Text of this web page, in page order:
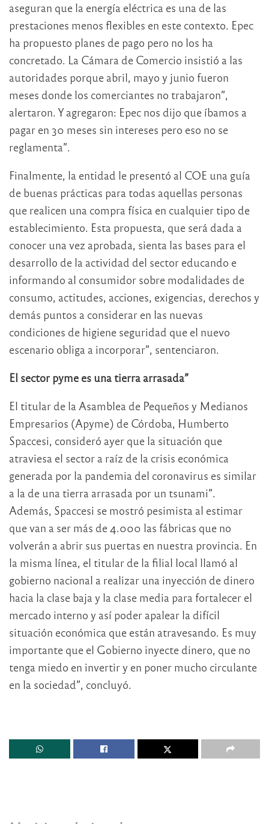
aseguran que la energía eléctrica es una de las
prestaciones menos flexibles en este contexto. Epec
ha propuesto planes de pago pero no los ha
concretado. La Cámara de Comercio insistió a las
autoridades porque abril, mayo y junio fueron
meses donde los comerciantes no trabajaron”,
alertaron. Y agregaron: Epec nos dijo que íbamos a
pagar en 30 meses sin intereses pero eso no se
reglamenta”.
Finalmente, la entidad le presentó al COE una guía
de buenas prácticas para todas aquellas personas
que realicen una compra física en cualquier tipo de
establecimiento. Esta propuesta, que será dada a
conocer una vez aprobada, sienta las bases para el
desarrollo de la actividad del sector educando e
informando al consumidor sobre modalidades de
consumo, actitudes, acciones, exigencias, derechos y
demás puntos a considerar en las nuevas
condiciones de higiene seguridad que el nuevo
escenario obliga a incorporar”, sentenciaron.
El sector pyme es una tierra arrasada”
El titular de la Asamblea de Pequeños y Medianos
Empresarios (Apyme) de Córdoba, Humberto
Spaccesi, consideró ayer que la situación que
atraviesa el sector a raíz de la crisis económica
generada por la pandemia del coronavirus es similar
a la de una tierra arrasada por un tsunami”.
Además, Spaccesi se mostró pesimista al estimar
que van a ser más de 4.000 las fábricas que no
volverán a abrir sus puertas en nuestra provincia. En
la misma línea, el titular de la filial local llamó al
gobierno nacional a realizar una inyección de dinero
hacia la clase baja y la clase media para fortalecer el
mercado interno y así poder apalear la difícil
situación económica que están atravesando. Es muy
importante que el Gobierno inyecte dinero, que no
tenga miedo en invertir y en poner mucho circulante
en la sociedad”, concluyó.